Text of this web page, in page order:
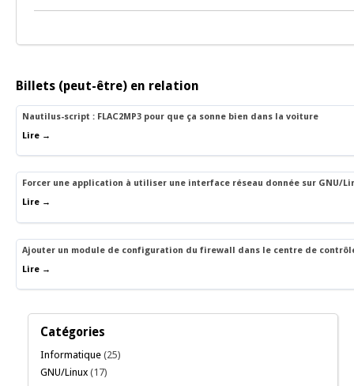
Billets (peut-être) en relation
Nautilus-script : FLAC2MP3 pour que ça sonne bien dans la voiture
Lire →
Forcer une application à utiliser une interface réseau donnée sur GNU/
Lire →
Ajouter un module de configuration du firewall dans le centre de
Lire →
Catégories
Informatique (25)
GNU/Linux (17)